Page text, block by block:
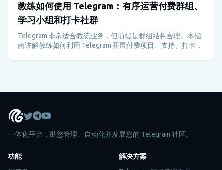
教练如何使用 Telegram：有序运营付费群组、
学习小组和打卡社群
Telegram 非常适合教练业务，但前提是群组结构合理。本指
南讲解教练如何利用 Telegram 开展付费项目、支持、打卡督
一体化平台，助您管理、自动化并发展您的 Telegram 社区。
功能
解决方案